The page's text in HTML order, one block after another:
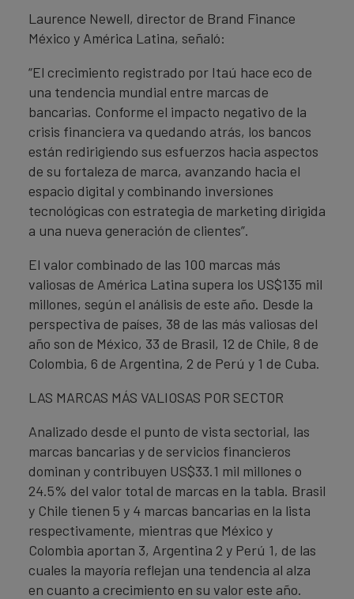
Laurence Newell, director de Brand Finance
México y América Latina, señaló:
“El crecimiento registrado por Itaú hace eco de
una tendencia mundial entre marcas de
bancarias. Conforme el impacto negativo de la
crisis financiera va quedando atrás, los bancos
están redirigiendo sus esfuerzos hacia aspectos
de su fortaleza de marca, avanzando hacia el
espacio digital y combinando inversiones
tecnológicas con estrategia de marketing dirigida
a una nueva generación de clientes”.
El valor combinado de las 100 marcas más
valiosas de América Latina supera los US$135 mil
millones, según el análisis de este año. Desde la
perspectiva de países, 38 de las más valiosas del
año son de México, 33 de Brasil, 12 de Chile, 8 de
Colombia, 6 de Argentina, 2 de Perú y 1 de Cuba.
LAS MARCAS MÁS VALIOSAS POR SECTOR
Analizado desde el punto de vista sectorial, las
marcas bancarias y de servicios financieros
dominan y contribuyen US$33.1 mil millones o
24.5% del valor total de marcas en la tabla. Brasil
y Chile tienen 5 y 4 marcas bancarias en la lista
respectivamente, mientras que México y
Colombia aportan 3, Argentina 2 y Perú 1, de las
cuales la mayoría reflejan una tendencia al alza
en cuanto a crecimiento en su valor este año.